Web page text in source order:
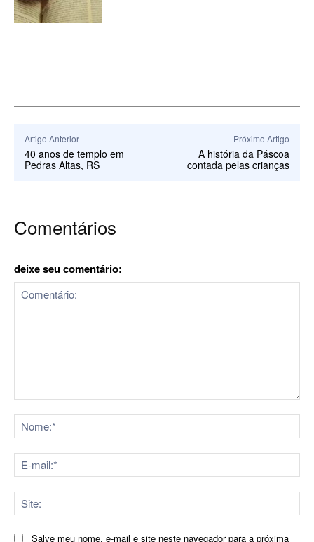
Artigo Anterior
40 anos de templo em
Pedras Altas, RS
Próximo Artigo
A história da Páscoa
contada pelas crianças
Comentários
deixe seu comentário:
Salve meu nome, e-mail e site neste navegador para a próxima